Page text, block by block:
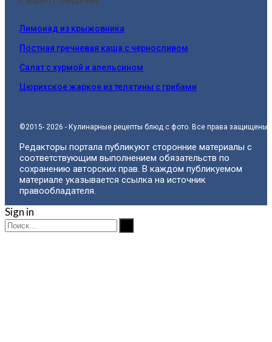
Лимонад из крыжовника
Постная гречневая каша с черносливом
Салат с хурмой и апельсином
Цюрихское жаркое из телятины с грибами
©2015- 2026 - Кулинарные рецепты блюд с фото. Все права защищены.
Редакторы портала публикуют сторонние материалы с
соответствующим выполнением обязательств по
сохранению авторских прав. В каждом публикуемом
материале указывается ссылка на источник
правообладателя.
Sign in